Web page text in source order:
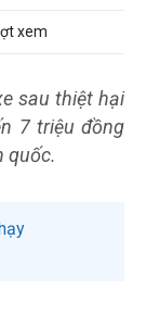
xem
sau thiệt hại
7 triệu đồng
quốc.